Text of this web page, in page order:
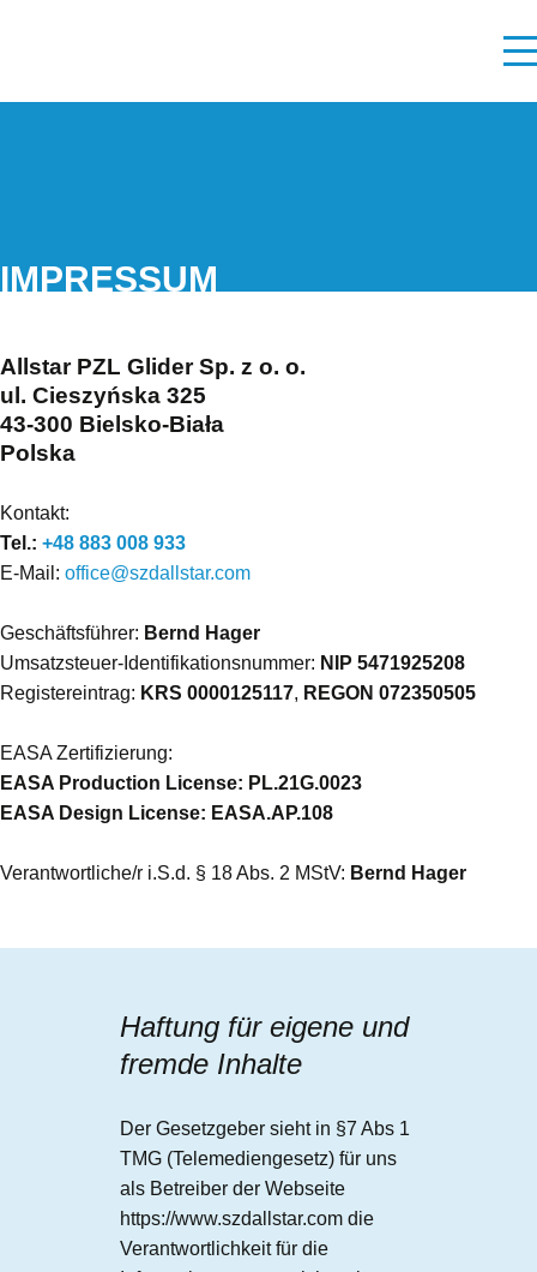
IMPRESSUM
Allstar PZL Glider Sp. z o. o.
ul. Cieszyńska 325
43-300 Bielsko-Biała
Polska
Kontakt:
Tel.: +48 883 008 933
E-Mail: office@szdallstar.com
Geschäftsführer: Bernd Hager
Umsatzsteuer-Identifikationsnummer: NIP 5471925208
Registereintrag: KRS 0000125117, REGON 072350505
EASA Zertifizierung:
EASA Production License: PL.21G.0023
EASA Design License: EASA.AP.108
Verantwortliche/r i.S.d. § 18 Abs. 2 MStV: Bernd Hager
Haftung für eigene und
fremde Inhalte
Der Gesetzgeber sieht in §7 Abs 1
TMG (Telemediengesetz) für uns
als Betreiber der Webseite
https://www.szdallstar.com die
Verantwortlichkeit für die